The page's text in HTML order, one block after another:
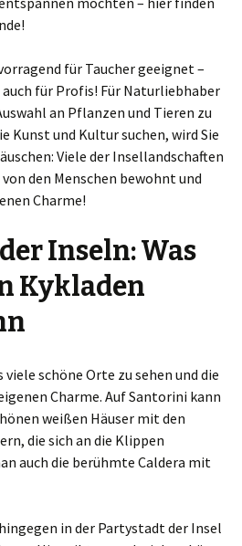
für Taucher geeignet –
für Profis! Für Naturliebhaber
an Pflanzen und Tieren zu
Kunst und Kultur suchen, wird Sie
Viele der Insellandschaften
den Menschen bewohnt und
Charme!
Inseln: Was
Kykladen
schöne Orte zu sehen und die
Charme. Auf Santorini kann
weißen Häuser mit den
die sich an die Klippen
auch die berühmte Caldera mit
in der Partystadt der Insel